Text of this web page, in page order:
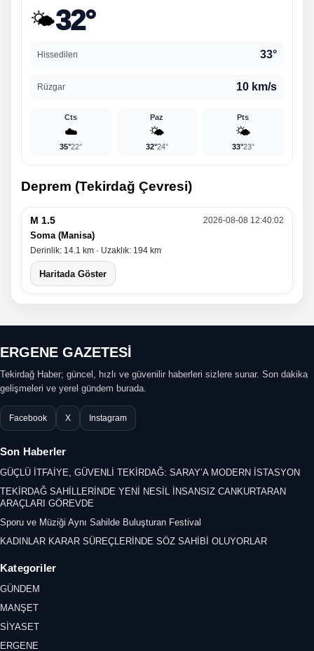
🌤️32°
Hissedilen 33°
Rüzgar 10 km/s
Cts
☁️
35°22°
Paz
🌤️
32°24°
Pts
🌤️
33°23°
Deprem (Tekirdağ Çevresi)
M 1.5 2026-08-08 12:40:02
Soma (Manisa)
Derinlik: 14.1 km · Uzaklık: 194 km
Haritada Göster
ERGENE GAZETESİ
Tekirdağ Haber; güncel, hızlı ve güvenilir haberleri sizlere sunar. Son dakika
gelişmeleri ve yerel gündem burada.
Facebook X Instagram
Son Haberler
GÜÇLÜ İTFAİYE, GÜVENLİ TEKİRDAĞ: SARAY’A MODERN İSTASYON
TEKİRDAĞ SAHİLLERİNDE YENİ NESİL İNSANSIZ CANKURTARAN
ARAÇLARI GÖREVDE
Sporu ve Müziği Aynı Sahilde Buluşturan Festival
KADINLAR KARAR SÜREÇLERİNDE SÖZ SAHİBİ OLUYORLAR
Kategoriler
GÜNDEM
MANŞET
SİYASET
ERGENE